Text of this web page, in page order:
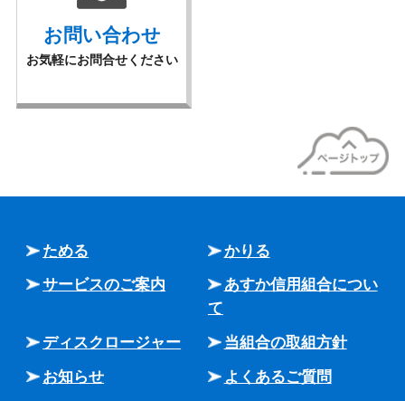
お問い合わせ
お気軽にお問合せください
ためる かりる
サービスのご案内
あすか信用組合につい
て
ディスクロージャー 当組合の取組方針
お知らせ よくあるご質問